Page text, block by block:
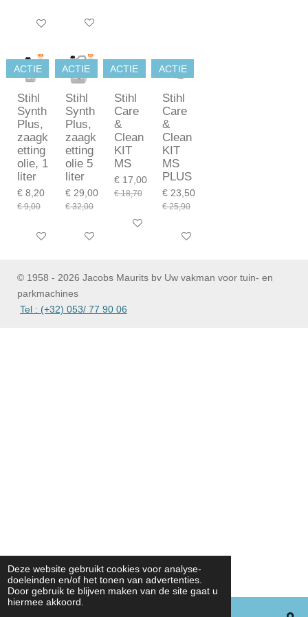
Deze website gebruikt cookies voor analyse-
doeleinden en/of het tonen van advertenties.
Door gebruik te blijven maken van de site gaat u
hiermee akkoord.
In winkelwagenIn winkelwagen
ACTIE
Stihl
Synth
Plus,
zaagk
etting
olie, 1
liter
€ 8,20
€ 9,00
In winkelwagen
ACTIE
Stihl
Synth
Plus,
zaagk
etting
olie 5
liter
€ 29,00
€ 32,00
In winkelwagen
ACTIE
Stihl
Care
&
Clean
KIT
MS
€ 17,00
€ 18,70
In winkelwagen
ACTIE
Stihl
Care
&
Clean
KIT
MS
PLUS
€ 23,50
€ 25,90
In winkelwagen
© 1958 - 2026 Jacobs Maurits bv Uw vakman voor tuin- en
parkmachines
Tel : (+32) 053/ 77 90 06